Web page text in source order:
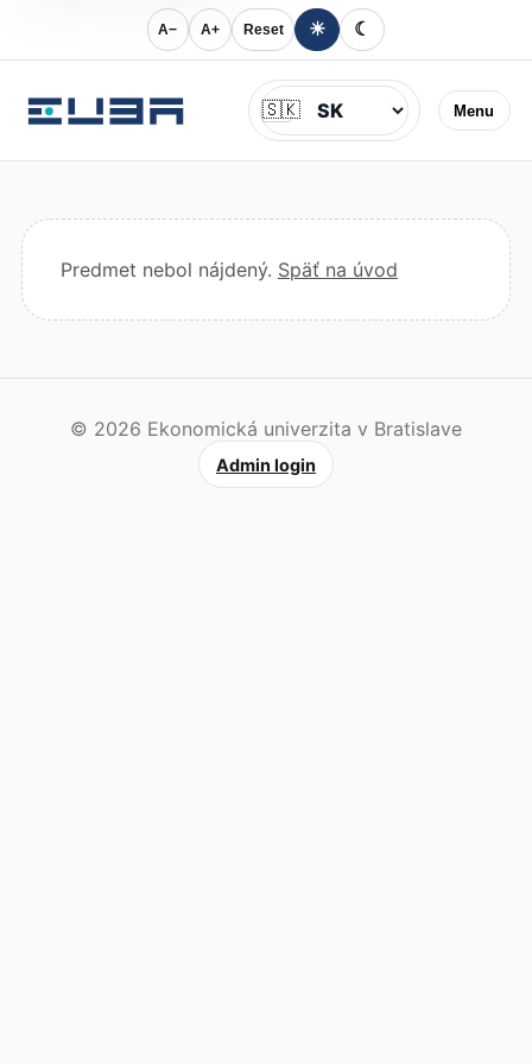
A− A+ Reset ☀ ☾
Menu
Jazyk
🇸🇰
Predmet nebol nájdený. Späť na úvod
© 2026 Ekonomická univerzita v Bratislave
Admin login